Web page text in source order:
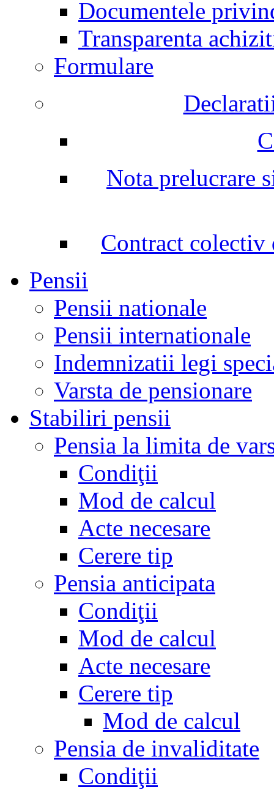
Documentele
Transparenta
Formulare
Nota prelucrare
Contract colectiv
Pensii
Pensii nationale
Pensii internationale
Indemnizatii legi
Varsta de pensionare
Stabiliri pensii
Pensia la limita de
Condiţii
Mod de calcul
Acte necesare
Cerere tip
Pensia anticipata
Condiţii
Mod de calcul
Acte necesare
Cerere tip
Mod de calcul
Pensia de invaliditate
Condiţii